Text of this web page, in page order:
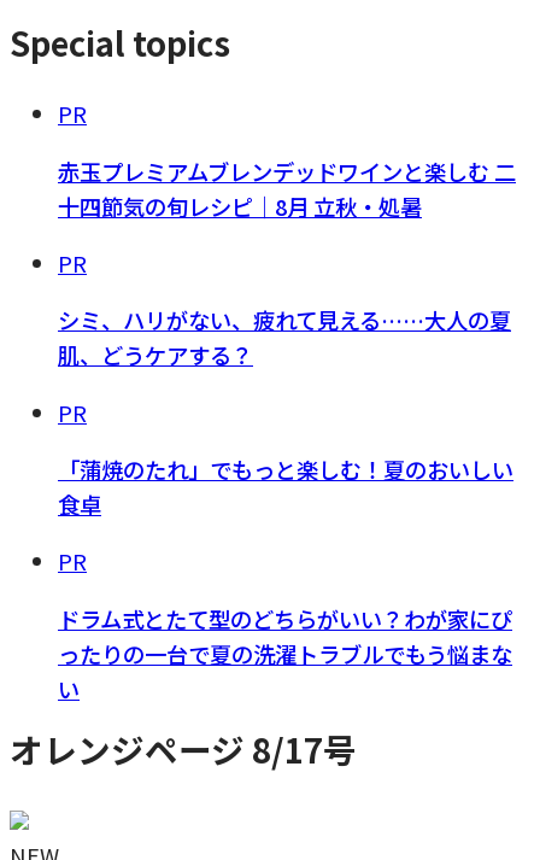
Special topics
PR
赤玉プレミアムブレンデッドワインと楽しむ 二
十四節気の旬レシピ｜8月 立秋・処暑
PR
シミ、ハリがない、疲れて見える……大人の夏
肌、どうケアする？
PR
「蒲焼のたれ」でもっと楽しむ！夏のおいしい
食卓
PR
ドラム式とたて型のどちらがいい？わが家にぴ
ったりの一台で夏の洗濯トラブルでもう悩まな
い
オレンジページ 8/17号